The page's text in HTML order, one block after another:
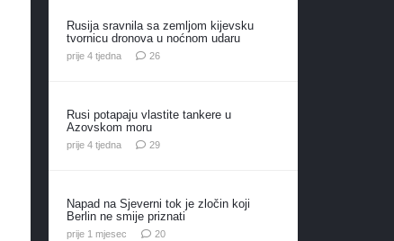
Rusija sravnila sa zemljom kijevsku
tvornicu dronova u noćnom udaru
prije 4 tjedna 26komentara
Rusi potapaju vlastite tankere u
Azovskom moru
prije 4 tjedna 29komentara
Napad na Sjeverni tok je zločin koji
Berlin ne smije priznati
prije 1 mjesec 20komentara